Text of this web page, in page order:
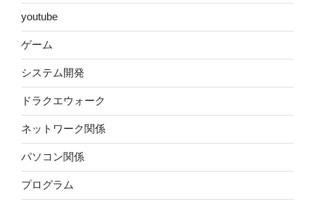
youtube
ゲーム
システム開発
ドラクエウォーク
ネットワーク関係
パソコン関係
プログラム